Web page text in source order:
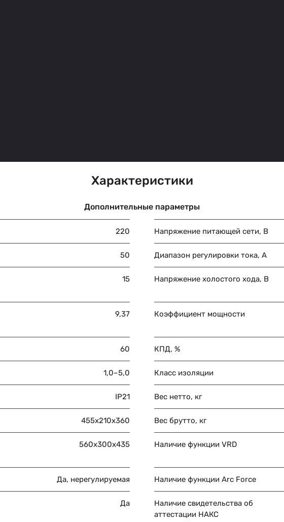
Характеристики
Дополнительные параметры
220 Напряжение питающей сети, В
50 Диапазон регулировки тока, А
15 Напряжение холостого хода, В
9,37 Коэффициент мощности
60 КПД, %
1,0–5,0 Класс изоляции
IP21 Вес нетто, кг
455х210х360 Вес брутто, кг
560х300х435 Наличие функции VRD
Да, нерегулируемая Наличие функции Arc Force
Да
Наличие свидетельства об
аттестации НАКС